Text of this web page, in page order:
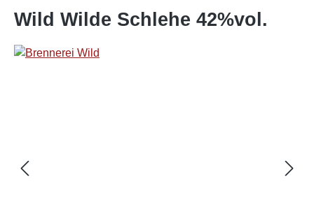
Wild Wilde Schlehe 42%vol.